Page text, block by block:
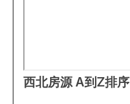
西北房源 A到Z排序